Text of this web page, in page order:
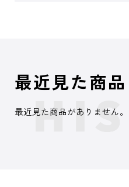
最近見た商品
最近見た商品がありません。